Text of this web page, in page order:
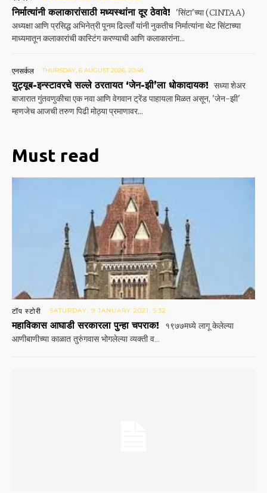
निर्मात्यांनी कलाकारांसाठी मध्यस्थांना दूर ठेवावे!
'सिंटा'च्या (CINTAA)
अध्यक्षा आणि प्रसिद्ध अभिनेत्री पूनम ढिल्लाँ यांनी नुकतीच निर्मात्यांना थेट सिंटाच्या
माध्यमातून कलाकारांची कास्टिंग करण्याची आणि कलाकारांना...
एनसर्कल THURSDAY, 6 AUGUST 2026, 20:48
युट्यूब-इन्स्टावरचे सल्ले ठरतायत ‘जेन-झी’ला धोकादायक! सध्या शेअर
बाजारात गुंतवणुकीचा एक नवा आणि वेगवान ट्रेंड पाहायला मिळत असून, 'जेन-झी'
म्हणजेच आजची तरुण पिढी मोठ्या प्रमाणावर...
Must read
टॉप स्टोरी SATURDAY, 9 JANUARY 2021, 5:32
महाविकास आघाडी सरकारला पुन्हा चपराक!
१९७७मध्ये लागू केलेल्या
आणीबाणीच्या काळात तुरुंगवास भोगलेल्या व्यक्ती व...